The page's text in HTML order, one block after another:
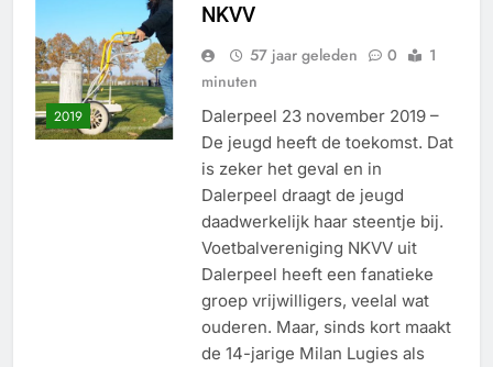
2019
NKVV
57 jaar geleden 0
1
minuten
Dalerpeel 23 november 2019 –
De jeugd heeft de toekomst. Dat
is zeker het geval en in
Dalerpeel draagt de jeugd
daadwerkelijk haar steentje bij.
Voetbalvereniging NKVV uit
Dalerpeel heeft een fanatieke
groep vrijwilligers, veelal wat
ouderen. Maar, sinds kort maakt
de 14-jarige Milan Lugies als